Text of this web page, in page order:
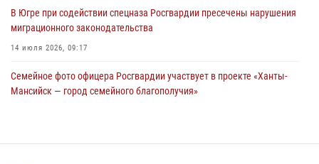
В Югре при содействии спецназа Росгвардии пресечены нарушения
миграционного законодательства
14 июля 2026, 09:17
Семейное фото офицера Росгвардии участвует в проекте «Ханты-
Мансийск — город семейного благополучия»